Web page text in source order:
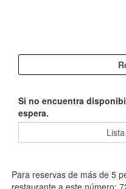
Si no encuentra
espera.